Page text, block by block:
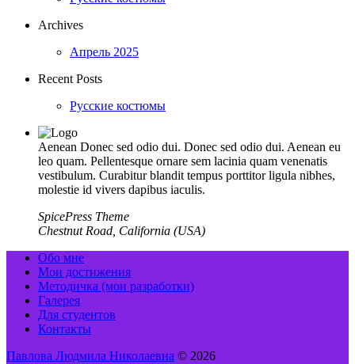
Archives
Апрель 2025
Recent Posts
Русские костюмы
Aenean Donec sed odio dui. Donec sed odio dui. Aenean eu
leo quam. Pellentesque ornare sem lacinia quam venenatis
vestibulum. Curabitur blandit tempus porttitor ligula nibhes,
molestie id vivers dapibus iaculis.
SpicePress Theme
Chestnut Road, California (USA)
Обо мне
Мои достижения
Методичка (мои разработки)
Галерея
Для студентов
Контакты
Павлова Людмила Николаевна © 2026